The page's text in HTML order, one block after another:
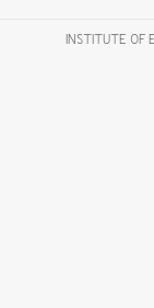
INSTITUTE OF